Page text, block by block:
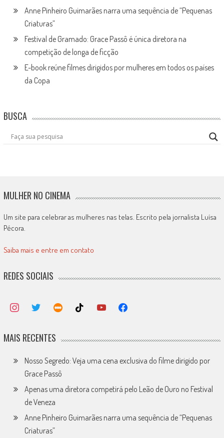
Anne Pinheiro Guimarães narra uma sequência de “Pequenas
Criaturas”
Festival de Gramado: Grace Passô é única diretora na
competição de longa de ficção
E-book reúne filmes dirigidos por mulheres em todos os países
da Copa
BUSCA
MULHER NO CINEMA
Um site para celebrar as mulheres nas telas. Escrito pela jornalista Luísa
Pécora.
Saiba mais e entre em contato
REDES SOCIAIS
MAIS RECENTES
Nosso Segredo: Veja uma cena exclusiva do filme dirigido por
Grace Passô
Apenas uma diretora competirá pelo Leão de Ouro no Festival
de Veneza
Anne Pinheiro Guimarães narra uma sequência de “Pequenas
Criaturas”